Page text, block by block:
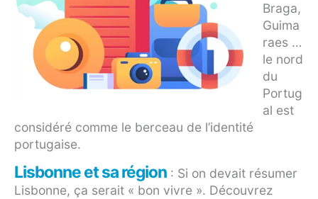
Braga,
Guima
raes …
le nord
du
Portug
al est
considéré comme le berceau de l’identité
portugaise.
Lisbonne et sa région : Si on devait résumer
Lisbonne, ça serait « bon vivre ». Découvrez